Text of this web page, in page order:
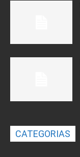
CATEGORIAS